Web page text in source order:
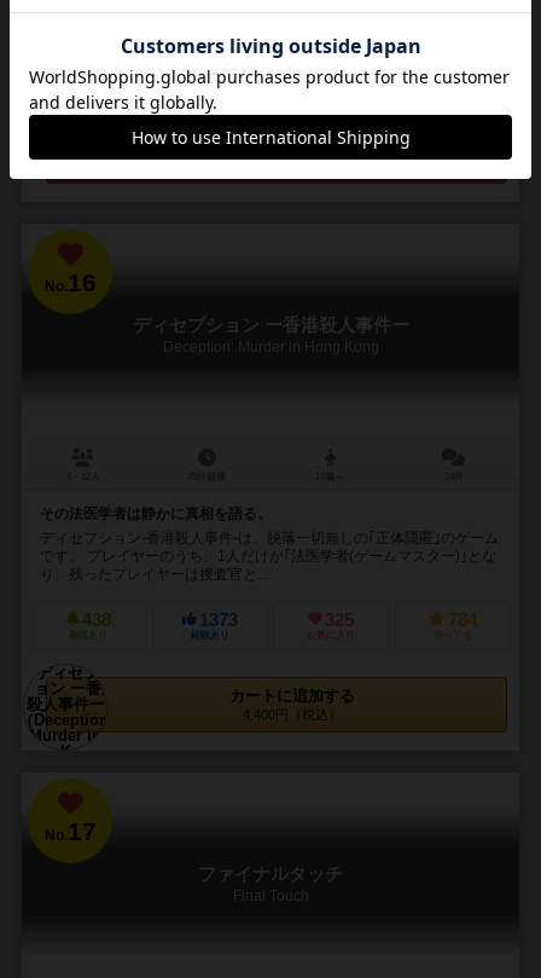
ーは同じカード構成で「ミミズ」「鳥」「猫」「犬」「ノミ」の5種類
27 232
経験あり
18
お気に入り
136
再入荷までお待ち下さい
No. 16
ディセプション ー香港殺人事件ー
Deception: Murder in Hong Kong
その法医学者は静かに真相を語る。
ディセプション-香港殺人事件-は、脱落一切無しの｢正体隠匿｣のゲーム
です。 プレイヤーのうち、1人だけが｢法医学者(ゲームマスター)｣とな
り、残ったプレイヤーは捜査官と...
438
興味あり
1373
経験あり
325
お気に入り
784
持ってる
カートに追加する
4,400円（税込）
No.17
ファイナルタッチ
Final Touch